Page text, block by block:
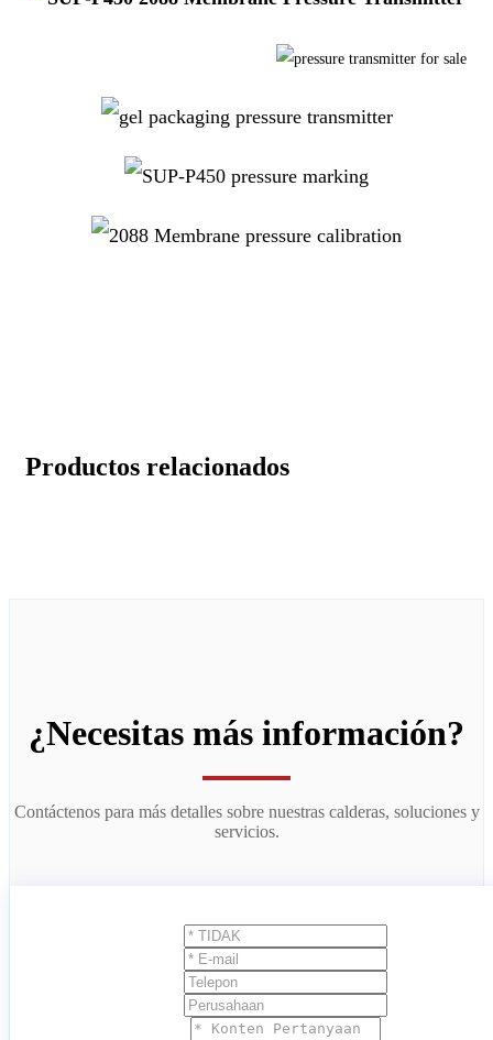
Productos relacionados
¿Necesitas más información?
Contáctenos para más detalles sobre nuestras calderas, soluciones y
servicios.